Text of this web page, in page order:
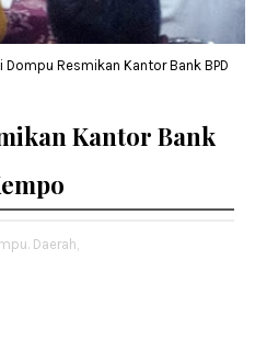
Dompu Resmikan Kantor Bank BPD
Kantor Bank
Daerah,